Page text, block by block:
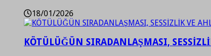
18/01/2026
KÖTÜLÜĞÜN SIRADANLAŞMASI,